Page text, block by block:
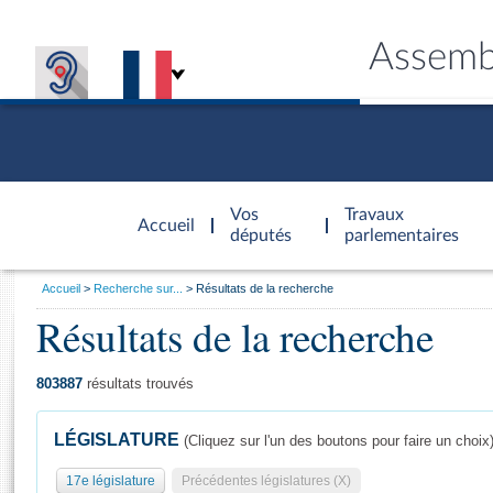
Accueil
d'accueil
Vos
députés
Travaux
parlementaires
Général
Vous
Accueil Recherche sur... Résultats de la recherche
Résultats de la recherche
803887 résultats trouvés
LÉGISLATURE (Cliquez sur l'un des boutons pour faire un choix)
17e législature Précédentes législatures (X)